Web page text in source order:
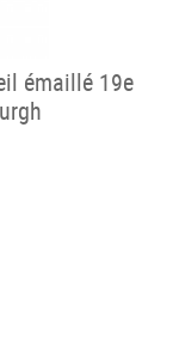
émaillé 19e